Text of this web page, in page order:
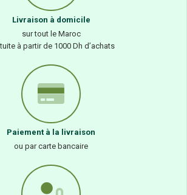
Livraison à domicile
sur tout le Maroc
à partir de 1000 Dh d’achats
Paiement à la livraison
ou par carte bancaire